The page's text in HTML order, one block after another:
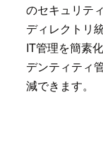
のセキュリテ
ディレクトリ
IT管理を簡素
デンティティ
減できます。